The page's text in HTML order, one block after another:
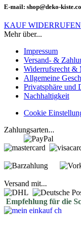
E-mail: shop@deko-
KAUF WIDERRUFEN
Mehr über...
Impressum
Versand- &
Widerrufsrecht &
Allgemeine
Privatsphäre und
Nachhaltigkeit
Cookie
Zahlungsarten...
Versand mit...
Empfehlung für die